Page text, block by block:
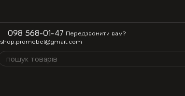
098 568-01-47 Передзвонити вам?
shop.promebel@gmail.com